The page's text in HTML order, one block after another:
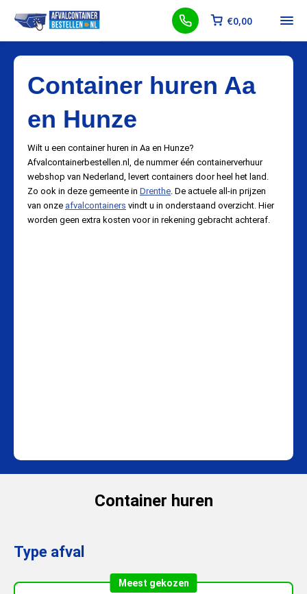
€0,00
Container huren Aa
en Hunze
Wilt u een container huren in Aa en Hunze?
Afvalcontainerbestellen.nl, de nummer één containerverhuur
webshop van Nederland, levert containers door heel het land.
Zo ook in deze gemeente in Drenthe. De actuele all-in prijzen
van onze afvalcontainers vindt u in onderstaand overzicht. Hier
worden geen extra kosten voor in rekening gebracht achteraf.
Container huren
Type afval
Meest gekozen